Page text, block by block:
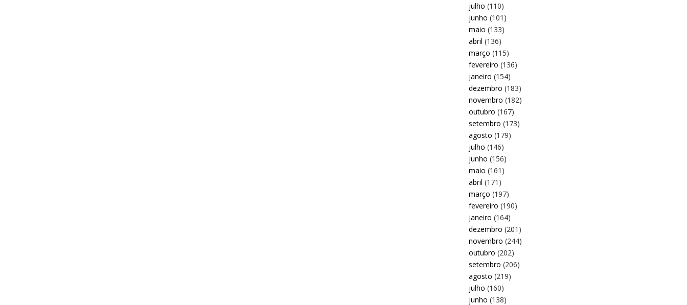
julho (110)
junho (101)
maio (133)
abril (136)
março (115)
fevereiro (136)
janeiro (154)
dezembro (183)
novembro (182)
outubro (167)
setembro (173)
agosto (179)
julho (146)
junho (156)
maio (161)
abril (171)
março (197)
fevereiro (190)
janeiro (164)
dezembro (201)
novembro (244)
outubro (202)
setembro (206)
agosto (219)
julho (160)
junho (138)